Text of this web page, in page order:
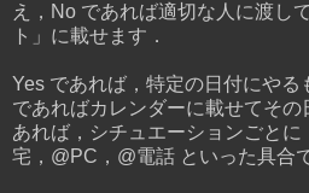
え，No であれば適切な人に渡し
ト」に載せます．
Yes であれば，特定の日付にや
であればカレンダーに載せてそ
あれば，シチュエーションごとに
宅，@PC，@電話 といった具合